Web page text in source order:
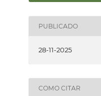
PUBLICADO
28-11-2025
COMO CITAR